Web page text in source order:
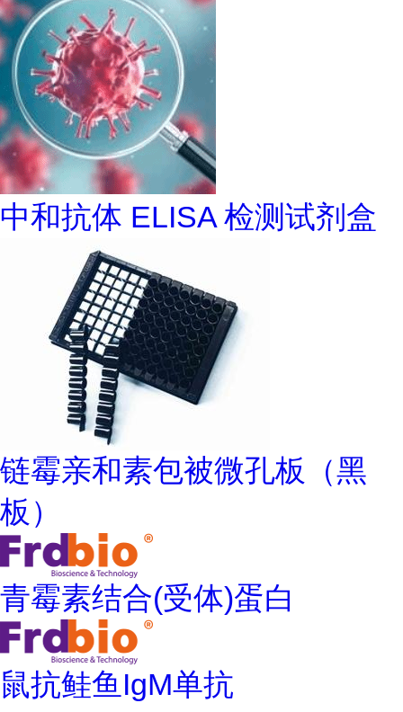
中和抗体 ELISA 检测试剂盒
链霉亲和素包被微孔板（黑
板）
青霉素结合(受体)蛋白
鼠抗鲑鱼IgM单抗